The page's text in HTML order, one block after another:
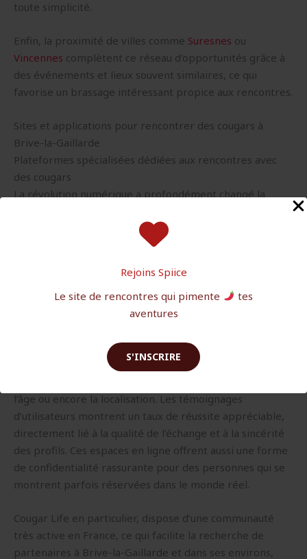
Rejoins Spiice
Le site de rencontres qui pimente
tes
aventures
S'INSCRIRE
toute simplicité.
Enfin, la proximité de villes comme Suresnes ou
Vincennes complètent ce réseau d’opportunités grâce à
des événements et lieux souvent similaires, ce qui
favorise un brassage intéressant propice aux rencontres.
Sites et applications pour rencontrer des cougars à
Brive-la-Gaillarde
Plateformes spécialisées dédiées aux rencontres avec
des cougars
La révolution numérique a profondément changé la
Plusieurs sites spécialisés ciblent précisément le public
des femmes mûres et des hommes attirés par ce type
Older Women Datingse distinguent par des interfaces
conviviales et des profils vérifiés, assurant un cadre
sécurisé où la séduction peut s’exprimer sans faux-
Ces sites proposent souvent des filtres avancés
l’âge ou encore la localisation. Les témoignages
d’utilisateurs montrent un taux de réussite appréciable,
directement lié à la qualité de l’échange et à la sincérité
des profils. Ces espaces en ligne offrent aussi une forme
de confidentialité rassurante pour des personnes qui se
montrent parfois réservées dans le monde réel.
Cougar Life en particulier, dispose d’une communauté
très active en France, ce qui facilite la recherche de
partenaires à Brive-la-Gaillarde et dans ses environs,